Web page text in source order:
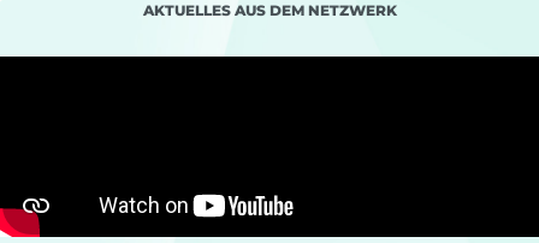
AKTUELLES AUS DEM NETZWERK